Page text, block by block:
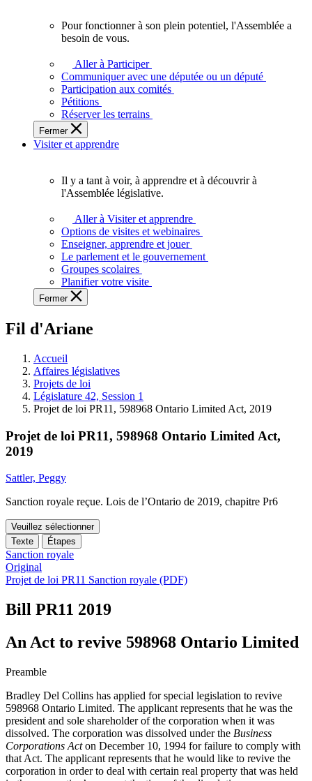
plein
potentiel,
l'Assemblée
a
besoin
de
Pour fonctionner à son plein potentiel, l'Assemblée a
besoin de vous.
Aller à Participer
Communiquer avec une députée ou un député
Participation aux comités
Pétitions
Réserver les terrains
Fermer
Visiter et apprendre
voir,
apprendre
et
à
à
législative.
Il y a tant à voir, à apprendre et à découvrir à
l'Assemblée législative.
Aller à Visiter et apprendre
Options de visites et webinaires
Enseigner, apprendre et jouer
Le parlement et le gouvernement
Groupes scolaires
Planifier votre visite
Fermer
Fil d'Ariane
Accueil
Affaires législatives
Projets de loi
Législature 42, Session 1
Projet de loi PR11, 598968 Ontario Limited Act, 2019
Projet de loi PR11, 598968 Ontario Limited Act,
2019
Sattler, Peggy
Sanction royale reçue. Lois de l’Ontario de 2019, chapitre Pr6
Veuillez sélectionner
Texte
Étapes
Sanction royale
Original
Projet de loi PR11 Sanction royale (PDF)
Bill PR11 2019
An Act to revive 598968 Ontario Limited
Preamble
Bradley Del Collins has applied for special legislation to revive
598968 Ontario Limited. The applicant represents that he was the
president and sole shareholder of the corporation when it was
dissolved. The corporation was dissolved under the Business
Corporations Acton December 10, 1994 for failure to comply with
that Act. The applicant represents that he would like to revive the
corporation in order to deal with certain real property that was held